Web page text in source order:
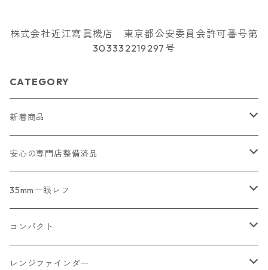
株式会社近江寫眞機店 東京都公安委員会許可番号第
303332219297号
CATEGORY
新着商品
2026/07/18
2026/07/12
2026/07/11
2026/07/10
安心の専門店整備済品
コンパクトカメラ
一眼レフ・レンジファインダーカメラ
中判カメラ
35mm一眼レフ
Nikon
Canon
コンパクト
Nikon
レンジファインダー